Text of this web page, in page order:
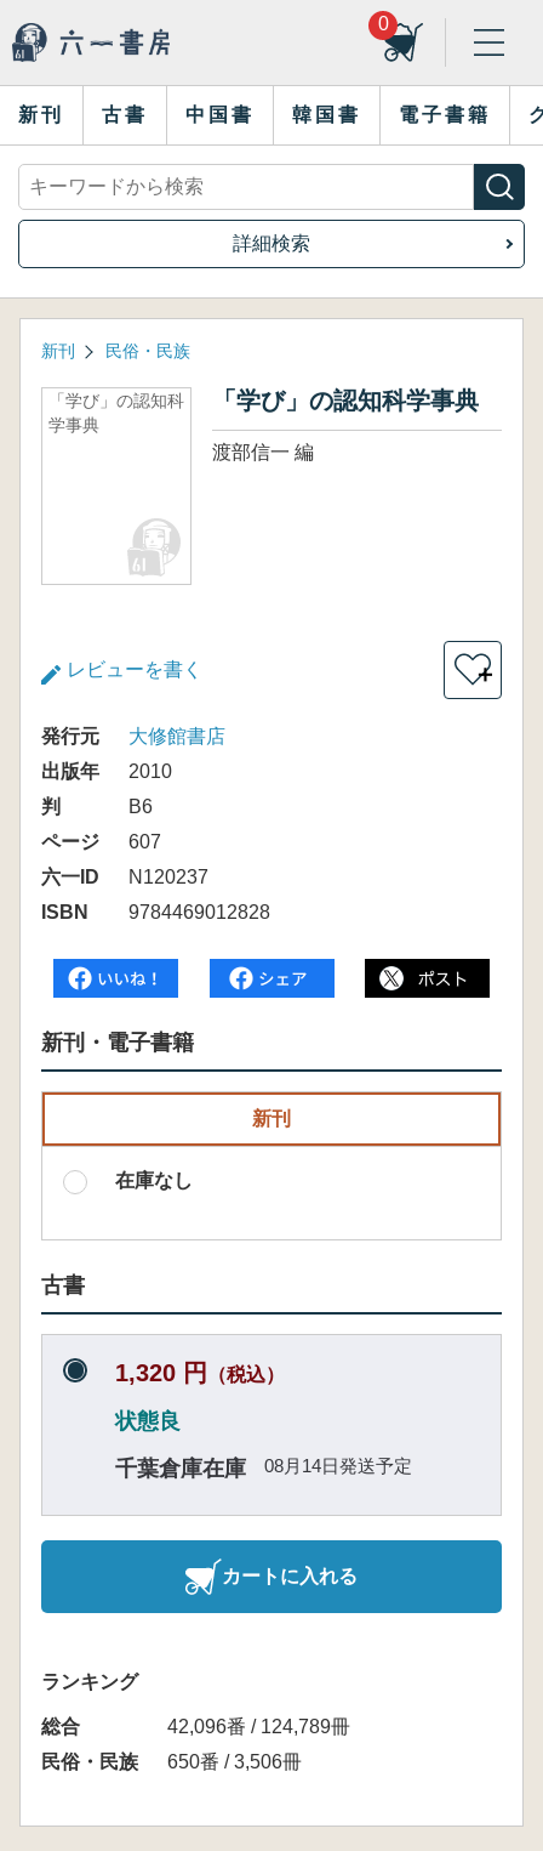
0
新刊 古書 中国書 韓国書 電子書籍
詳細検索
新刊 民俗・民族
「学び」の認知科
学事典
「学び」の認知科学事典
渡部信一 編
レビューを書く ＋
発行元
大修館書店
出版年
2010
判
B6
ページ
607
六一ID
N120237
ISBN
9784469012828
新刊・電子書籍
新刊
在庫なし
古書
1,320 円 （税込）
状態良
千葉倉庫在庫
08月14日発送予定
カートに入れる
ランキング
総合
42,096番 / 124,789冊
民俗・民族
650番 / 3,506冊